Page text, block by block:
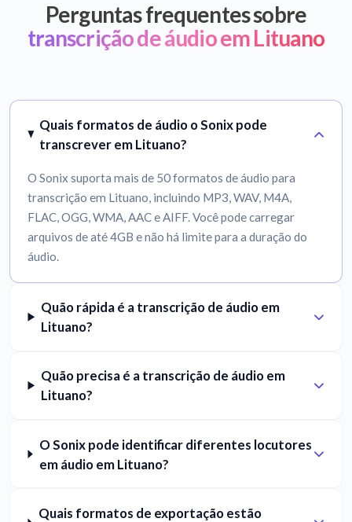
Perguntas frequentes sobre
transcrição de áudio em Lituano
Quais formatos de áudio o Sonix pode
transcrever em Lituano?
O Sonix suporta mais de 50 formatos de áudio para
transcrição em Lituano, incluindo MP3, WAV, M4A,
FLAC, OGG, WMA, AAC e AIFF. Você pode carregar
arquivos de até 4GB e não há limite para a duração do
áudio.
Quão rápida é a transcrição de áudio em
Lituano?
Quão precisa é a transcrição de áudio em
Lituano?
O Sonix pode identificar diferentes locutores
em áudio em Lituano?
Quais formatos de exportação estão